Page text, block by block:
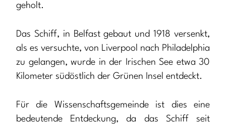
geholt.
Das Schiff, in Belfast gebaut und 1918 versenkt,
als es versuchte, von Liverpool nach Philadelphia
zu gelangen, wurde in der Irischen See etwa 30
Kilometer südöstlich der Grünen Insel entdeckt.
Für die Wissenschaftsgemeinde ist dies eine
bedeutende Entdeckung, da das Schiff seit